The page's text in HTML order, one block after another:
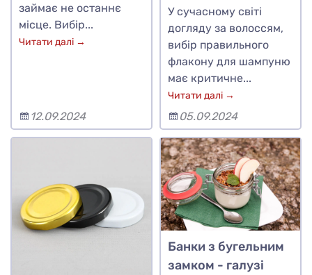
займає не останнє
місце. Вибір...
Читати далі →
12.09.2024
У сучасному світі
догляду за волоссям,
вибір правильного
флакону для шампуню
має критичне...
Читати далі →
05.09.2024
Банки з бугельним
замком - галузі